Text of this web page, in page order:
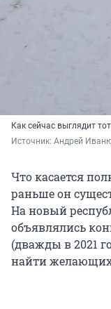
Как сейчас выглядит
Источник: Андрей
Что касается
раньше он
На новый
объявлялись
(дважды в 2021
найти желающих